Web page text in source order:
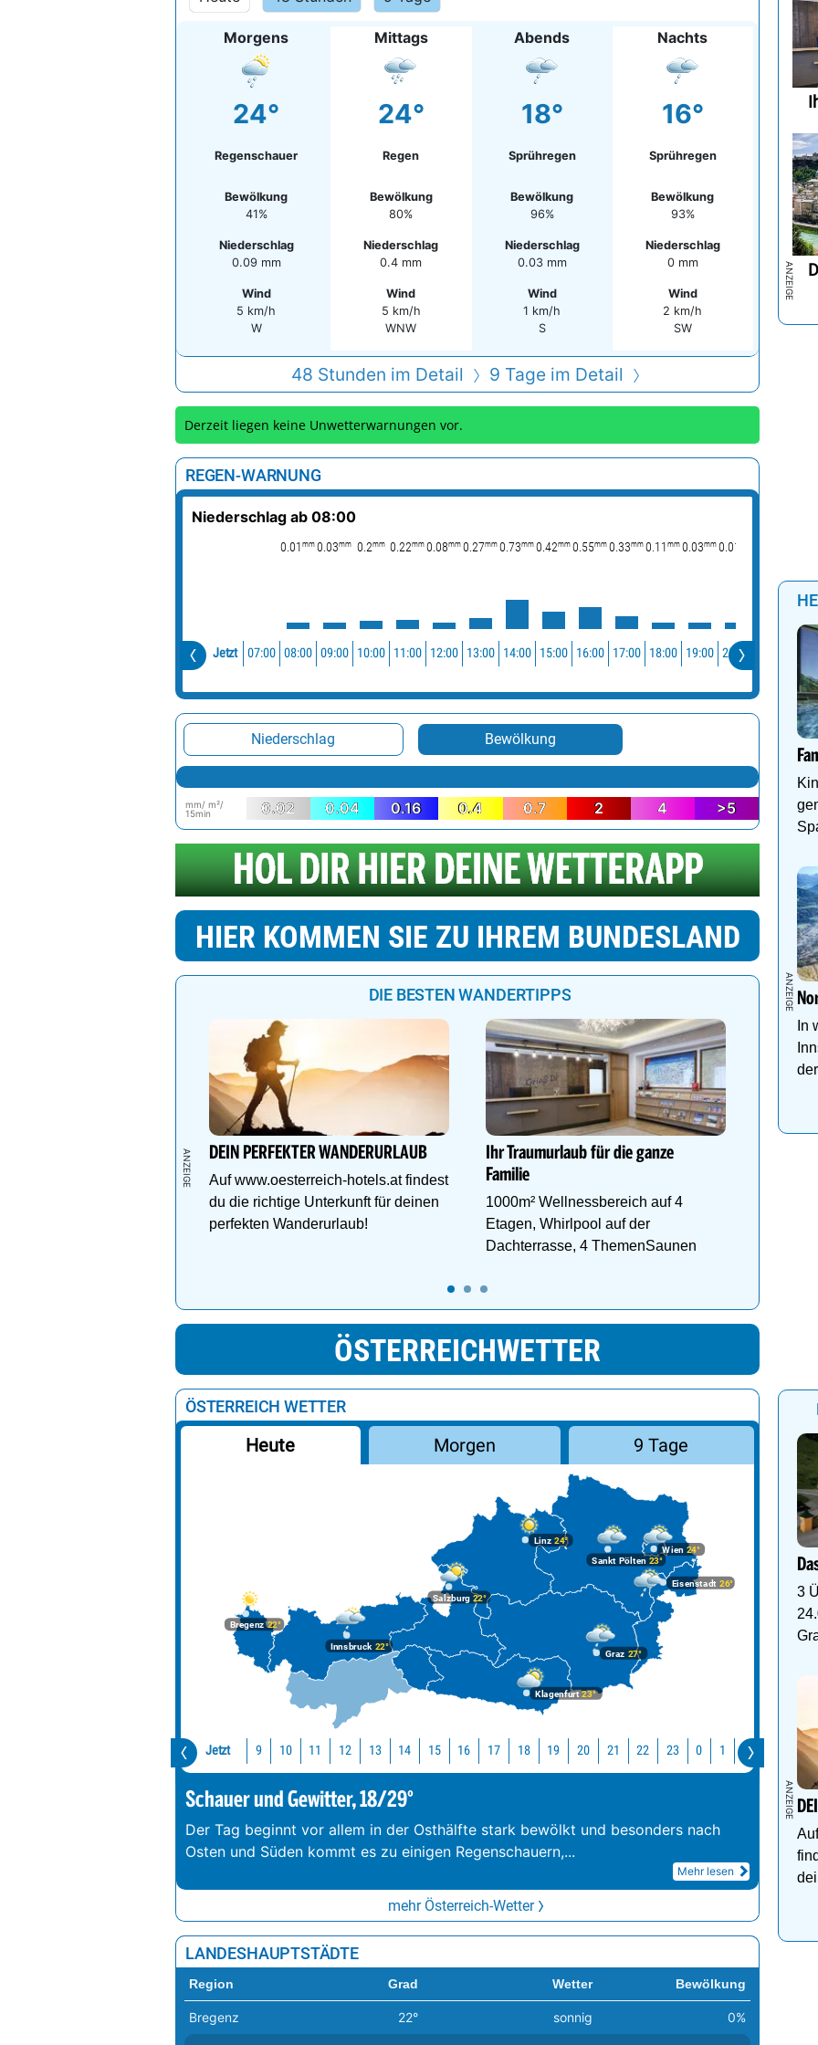
Morgens
24°
Regenschauer
Bewölkung
41%
Niederschlag
0.09 mm
Wind
5 km/h
W
Mittags
24°
Regen
Bewölkung
80%
Niederschlag
0.4 mm
Wind
5 km/h
WNW
Abends
18°
Sprühregen
Bewölkung
96%
Niederschlag
0.03 mm
Wind
1 km/h
S
Nachts
16°
Sprühregen
Bewölkung
93%
Niederschlag
0 mm
Wind
2 km/h
SW
48 Stunden im Detail 9 Tage im Detail
Derzeit liegen keine Unwetterwarnungen vor.
REGEN-WARNUNG
Niederschlag ab 08:00
0.01 mm 0.03mm 0.2mm 0.22mm 0.08mm 0.27mm 0.73mm 0.42mm 0.55mm 0.33mm 0.11 mm 0.03mm 0.01
Jetzt 07:00 08:00 09:00 10:00 11:00 12:00 13:00 14:00 15:00 16:00 17:00 18:00 19:00 20:00
Niederschlag Bewölkung
mm/ m²/
15min
0.02 0.04 0.16 0.4 0.7 2 4 >5
HIER KOMMEN SIE ZU IHREM BUNDESLAND
DIE BESTEN WANDERTIPPS
DEIN PERFEKTER WANDERURLAUB
Auf www.oesterreich-hotels.at findest
du die richtige Unterkunft für deinen
perfekten Wanderurlaub!
Ihr Traumurlaub für die ganze
Familie
1000m² Wellnessbereich auf 4
Etagen, Whirlpool auf der
Dachterrasse, 4 ThemenSaunen
3 ÜN
ÖSTERREICHWETTER
ÖSTERREICH WETTER
Heute Morgen 9 Tage
Bregenz22°
Graz 27°
Innsbruck22°
Klagenfurt23°
Linz 24°
Salzburg22°
Wien 24°
Eisenstadt 26°
Sankt Pölten 23°
Jetzt 9 10 11 12 13 14 15 16 17 18 19 20 21 22 23 0 1 2
Schauer und Gewitter, 18/29°
Der Tag beginnt vor allem in der Osthälfte stark bewölkt und besonders nach
Osten und Süden kommt es zu einigen Regenschauern,...
Mehr lesen
mehr Österreich-Wetter
LANDESHAUPTSTÄDTE
Region Grad Wetter Bewölkung
Bregenz 22° sonnig 0%
In
3